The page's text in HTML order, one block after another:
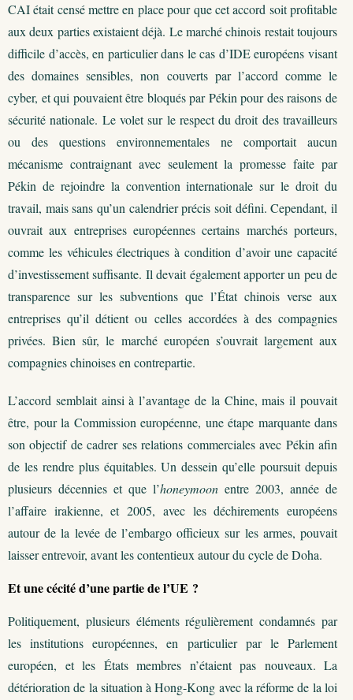
CAI était censé mettre en place pour que cet accord soit profitable
aux deux parties existaient déjà. Le marché chinois restait toujours
difficile d’accès, en particulier dans le cas d’IDE européens visant
des domaines sensibles, non couverts par l’accord comme le
cyber, et qui pouvaient être bloqués par Pékin pour des raisons de
sécurité nationale. Le volet sur le respect du droit des travailleurs
ou des questions environnementales ne comportait aucun
mécanisme contraignant avec seulement la promesse faite par
Pékin de rejoindre la convention internationale sur le droit du
travail, mais sans qu’un calendrier précis soit défini. Cependant, il
ouvrait aux entreprises européennes certains marchés porteurs,
comme les véhicules électriques à condition d’avoir une capacité
d’investissement suffisante. Il devait également apporter un peu de
transparence sur les subventions que l’État chinois verse aux
entreprises qu’il détient ou celles accordées à des compagnies
privées. Bien sûr, le marché européen s’ouvrait largement aux
compagnies chinoises en contrepartie.
L’accord semblait ainsi à l’avantage de la Chine, mais il pouvait
être, pour la Commission européenne, une étape marquante dans
son objectif de cadrer ses relations commerciales avec Pékin afin
de les rendre plus équitables. Un dessein qu’elle poursuit depuis
plusieurs décennies et que l’honeymoon entre 2003, année de
l’affaire irakienne, et 2005, avec les déchirements européens
autour de la levée de l’embargo officieux sur les armes, pouvait
laisser entrevoir, avant les contentieux autour du cycle de Doha.
Et une cécité d’une partie de l’UE ?
Politiquement, plusieurs éléments régulièrement condamnés par
les institutions européennes, en particulier par le Parlement
européen, et les États membres n’étaient pas nouveaux. La
détérioration de la situation à Hong-Kong avec la réforme de la loi